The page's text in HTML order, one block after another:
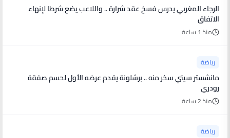
الرجاء المغربي يدرس فسخ عقد شرارة .. واللاعب يضع شرطا لإنهاء
الاتفاق
منذ 1 ساعة
رياضة
مانشستر سيتي سخر منه .. برشلونة يقدم عرضه الأول لحسم صفقة
رودري
منذ 2 ساعة
رياضة